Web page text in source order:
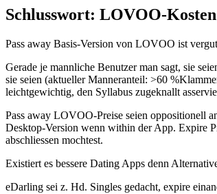
Schlusswort: LOVOO-Kosten
Pass away Basis-Version von LOVOO ist
Gerade je mannliche Benutzer man sagt, sie
sie seien (aktueller Manneranteil: >60
leichtgewichtig, den Syllabus zugeknallt
Pass away LOVOO-Preise seien oppositionell
Desktop-Version wenn within der App. Expire
abschliessen mochtest.
Existiert es bessere Dating Apps denn
eDarling sei z. Hd. Singles gedacht, expire